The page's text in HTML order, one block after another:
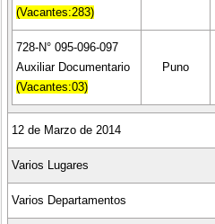
(Vacantes:283)
728-N° 095-096-097
Auxiliar Documentario
(Vacantes:03)
Puno
12 de Marzo de 2014
Varios Lugares
Varios Departamentos